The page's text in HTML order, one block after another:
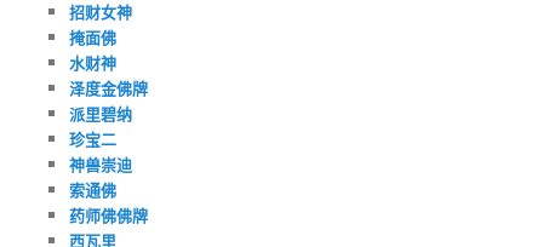
招财女神
掩面佛
水财神
泽度金佛牌
派里碧纳
珍宝二
神兽崇迪
索通佛
药师佛佛牌
西瓦里